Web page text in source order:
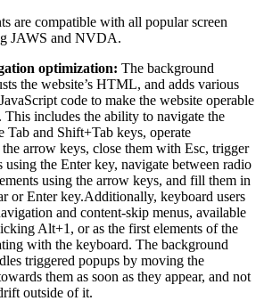
are compatible with all popular screen
JAWS and NVDA.
optimization: The background
the website’s HTML, and adds various
code to make the website operable
This includes the ability to navigate the
Tab and Shift+Tab keys, operate
arrow keys, close them with Esc, trigger
using the Enter key, navigate between radio
using the arrow keys, and fill them in
or Enter key.Additionally, keyboard users
and content-skip menus, available
Alt+1, or as the first elements of the
with the keyboard. The background
triggered popups by moving the
them as soon as they appear, and not
outside of it.